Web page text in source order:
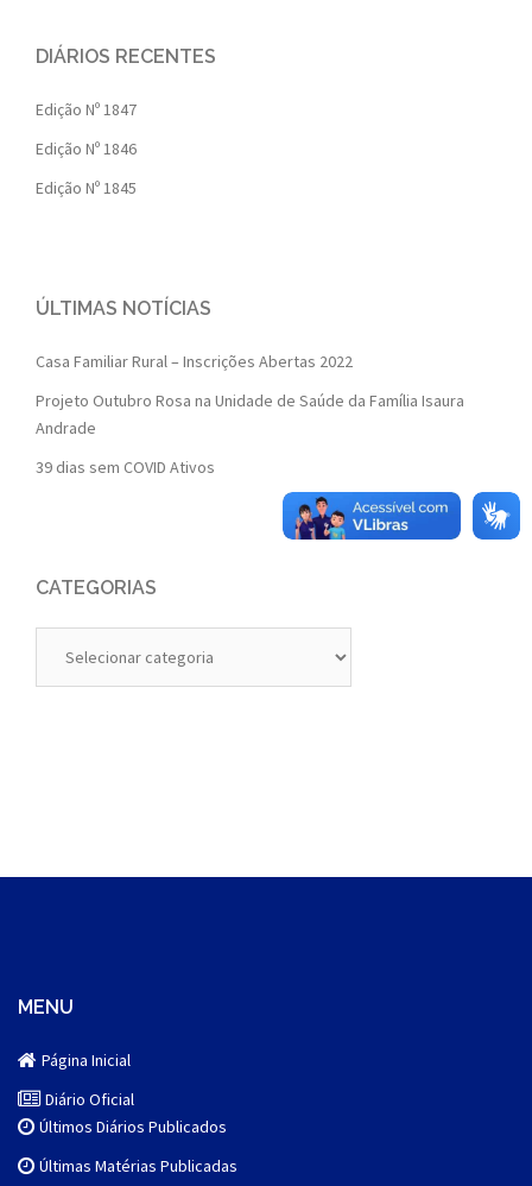
DIÁRIOS RECENTES
Edição Nº 1847
Edição Nº 1846
Edição Nº 1845
ÚLTIMAS NOTÍCIAS
Casa Familiar Rural – Inscrições Abertas 2022
Projeto Outubro Rosa na Unidade de Saúde da Família Isaura
Andrade
39 dias sem COVID Ativos
CATEGORIAS
MENU
Página Inicial
Diário Oficial
Últimos Diários Publicados
Últimas Matérias Publicadas